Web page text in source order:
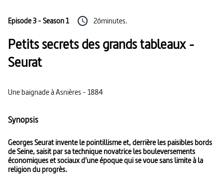
Episode 3 - Season 1 26minutes.
Petits secrets des grands tableaux -
Seurat
Une baignade à Asnières - 1884
Synopsis
Georges Seurat invente le pointillisme et, derrière les paisibles bords
de Seine, saisit par sa technique novatrice les bouleversements
économiques et sociaux d'une époque qui se voue sans limite à la
religion du progrès.